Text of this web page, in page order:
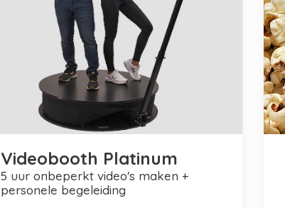
Videobooth Platinum
5 uur onbeperkt video's maken +
personele begeleiding